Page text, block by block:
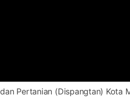
Pertanian (Dispangtan) Kota